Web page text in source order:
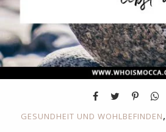
GESUNDHEIT UND WOHLBEFINDEN,